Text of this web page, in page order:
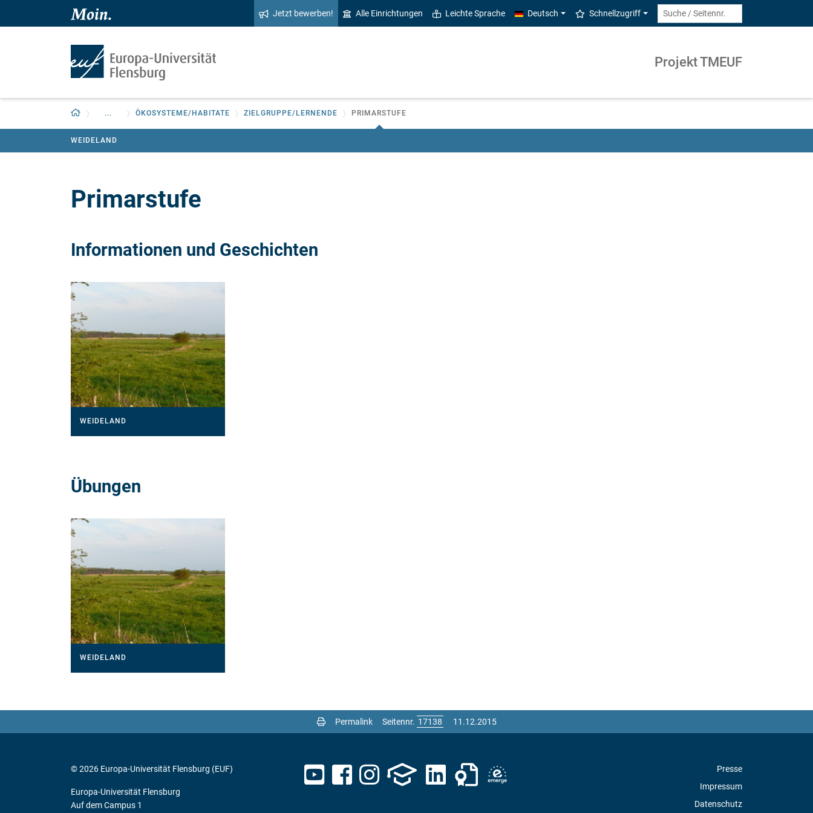
Zum Hauptinhalt springen
Zur Navigation springen
Jetzt bewerben! Alle Einrichtungen Leichte Sprache Deutsch Schnellzugriff
Projekt TMEUF
Zurück zur Startseite
... ÖKOSYSTEME/HABITATE ZIELGRUPPE/LERNENDE PRIMARSTUFE
WEIDELAND
Primarstufe
Informationen und Geschichten
WEIDELAND
Übungen
WEIDELAND
Permalink Seitennr. 11.12.2015
Presse
Impressum
Datenschutz
© 2026 Europa-Universität Flensburg (EUF)
Europa-Universität Flensburg
Auf dem Campus 1